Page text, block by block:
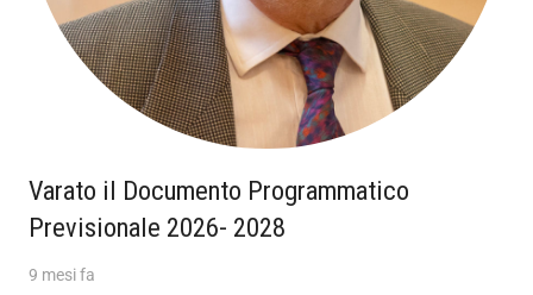
Varato il Documento Programmatico
Previsionale 2026- 2028
9 mesi fa